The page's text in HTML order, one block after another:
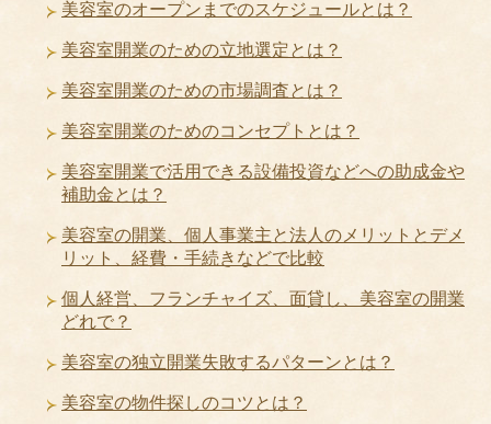
美容室のオープンまでのスケジュールとは？
美容室開業のための立地選定とは？
美容室開業のための市場調査とは？
美容室開業のためのコンセプトとは？
美容室開業で活用できる設備投資などへの助成金や
補助金とは？
美容室の開業、個人事業主と法人のメリットとデメ
リット、経費・手続きなどで比較
個人経営、フランチャイズ、面貸し、美容室の開業
どれで？
美容室の独立開業失敗するパターンとは？
美容室の物件探しのコツとは？